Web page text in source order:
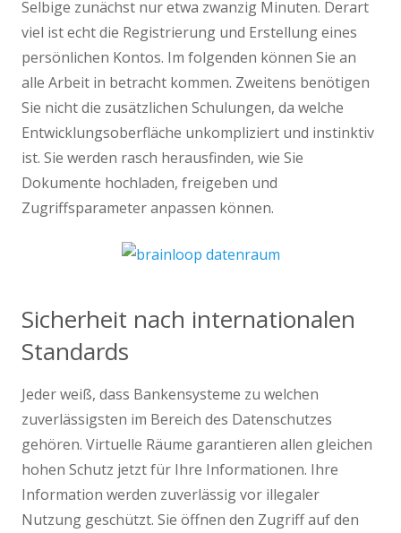
Selbige zunächst nur etwa zwanzig Minuten. Derart
viel ist echt die Registrierung und Erstellung eines
persönlichen Kontos. Im folgenden können Sie an
alle Arbeit in betracht kommen. Zweitens benötigen
Sie nicht die zusätzlichen Schulungen, da welche
Entwicklungsoberfläche unkompliziert und instinktiv
ist. Sie werden rasch herausfinden, wie Sie
Dokumente hochladen, freigeben und
Zugriffsparameter anpassen können.
Sicherheit nach internationalen
Standards
Jeder weiß, dass Bankensysteme zu welchen
zuverlässigsten im Bereich des Datenschutzes
gehören. Virtuelle Räume garantieren allen gleichen
hohen Schutz jetzt für Ihre Informationen. Ihre
Information werden zuverlässig vor illegaler
Nutzung geschützt. Sie öffnen den Zugriff auf den